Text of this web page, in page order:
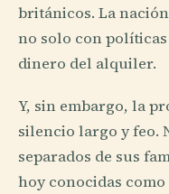
británicos. La
no solo con
dinero del alquiler.
Y, sin embargo, la
silencio largo y feo.
separados de sus
hoy conocidas como